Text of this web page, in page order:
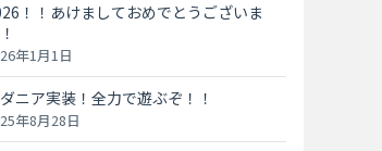
！！あけましておめでとうございま
年1月1日
ニア実装！全力で遊ぶぞ！！
年8月28日